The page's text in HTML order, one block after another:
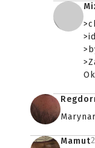
Mamut